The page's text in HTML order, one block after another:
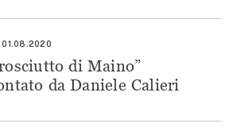
01.08.2020
di Maino”
da Daniele Calieri